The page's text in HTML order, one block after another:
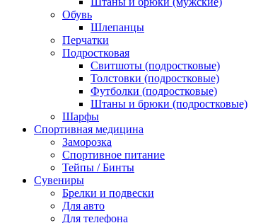
Обувь
Шлепанцы
Перчатки
Подростковая
Свитшоты (подростковые)
Толстовки (подростковые)
Футболки (подростковые)
Штаны и брюки (подростковые)
Шарфы
Спортивная медицина
Заморозка
Спортивное питание
Тейпы / Бинты
Сувениры
Брелки и подвески
Для авто
Для телефона